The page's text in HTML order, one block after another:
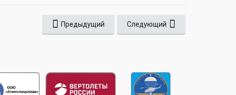
Предыдущий Следующий